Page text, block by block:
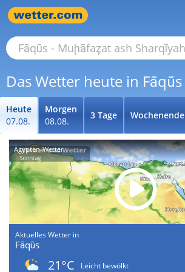
Das Wetter heute in Fāqūs
Heute
07.08.
Morgen
08.08.
3 Tage Wochenende
Ägypten-Wetter
Aktuelles Wetter in
Fāqūs
21°C
Leicht bewölkt